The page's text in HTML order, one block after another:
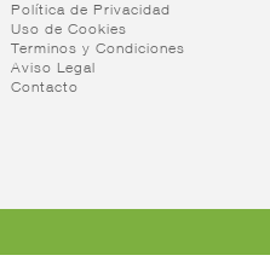
Política de Privacidad
Uso de Cookies
Terminos y Condiciones
Aviso Legal
Contacto